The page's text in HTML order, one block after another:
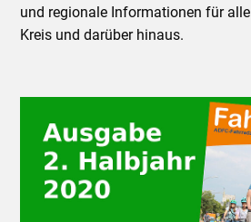
und regionale Informationen für
Kreis und darüber hinaus.